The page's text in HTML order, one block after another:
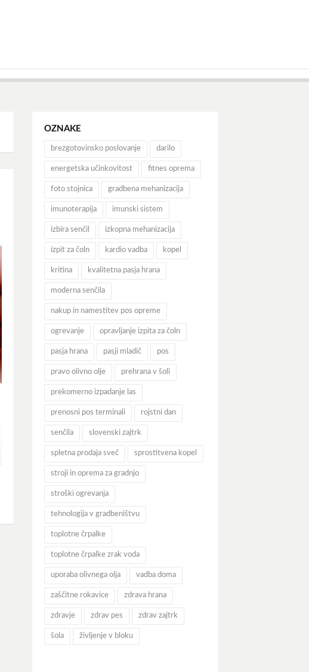
OZNAKE
brezgotovinsko poslovanje darilo
energetska učinkovitost fitnes oprema
foto stojnica gradbena mehanizacija
imunoterapija imunski sistem
izbira senčil izkopna mehanizacija
izpit za čoln kardio vadba kopel
kritina kvalitetna pasja hrana
moderna senčila
nakup in namestitev pos opreme
ogrevanje opravljanje izpita za čoln
pasja hrana pasji mladič pos
pravo olivno olje prehrana v šoli
prekomerno izpadanje las
prenosni pos terminali rojstni dan
senčila slovenski zajtrk
spletna prodaja sveč sprostitvena kopel
stroji in oprema za gradnjo
stroški ogrevanja
tehnologija v gradbeništvu
toplotne črpalke
toplotne črpalke zrak voda
uporaba olivnega olja vadba doma
zaščitne rokavice zdrava hrana
zdravje zdrav pes zdrav zajtrk
šola življenje v bloku